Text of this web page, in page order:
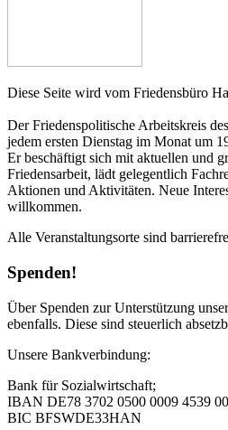
Diese Seite wird vom Friedensbüro
Der Friedenspolitische Arbeitskreis
jedem ersten Dienstag im Monat um
Er beschäftigt sich mit aktuellen und
Friedensarbeit, lädt gelegentlich
Aktionen und Aktivitäten. Neue
willkommen.
Alle Veranstaltungsorte sind
Spenden!
Über Spenden zur Unterstützung
ebenfalls. Diese sind steuerlich
Unsere Bankverbindung:
Bank für Sozialwirtschaft;
IBAN DE78 3702 0500 0009 4539 00
BIC BFSWDE33HAN